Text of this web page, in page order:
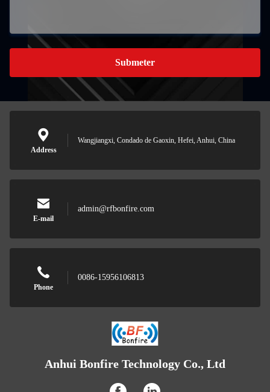
Submeter
Address
Wangjiangxi, Condado de Gaoxin, Hefei, Anhui, China
E-mail
admin@rfbonfire.com
Phone
0086-15956106813
Anhui Bonfire Technology Co., Ltd